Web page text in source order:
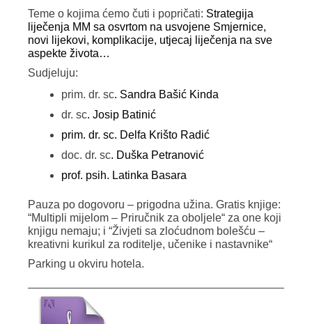
Teme o kojima ćemo čuti i popričati: Strategija
liječenja MM sa osvrtom na usvojene Smjernice,
novi lijekovi, komplikacije, utjecaj liječenja na sve
aspekte života…
Sudjeluju:
prim. dr. sc. Sandra Bašić Kinda
dr. sc. Josip Batinić
prim. dr. sc. Delfa Krišto Radić
doc. dr. sc. Duška Petranović
prof. psih. Latinka Basara
Pauza po dogovoru – prigodna užina. Gratis knjige:
“Multipli mijelom – Priručnik za oboljele“ za one koji
knjigu nemaju; i “Živjeti sa zloćudnom bolešću –
kreativni kurikul za roditelje, učenike i nastavnike“
Parking u okviru hotela.